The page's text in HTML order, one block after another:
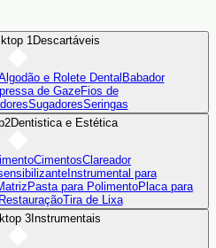
Descartáveis
e Rolete Dental Babador
de GazeFios de
SugadoresSeringas
Dentistica e Estética
CimentosClareador
Instrumental para
Pasta para PolimentoPlaca para
RestauraçãoTira de Lixa
Instrumentais